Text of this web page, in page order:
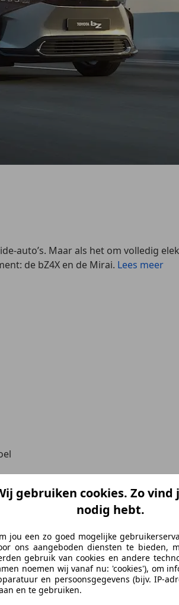
auto’s. Maar als het om volledig
de bZ4X en de Mirai. Lees meer
gebruiken cookies. Zo vind
nodig hebt.
jou een zo goed mogelijke
ons aangeboden diensten te bieden,
gebruik van cookies en andere
noemen wij vanaf nu: 'cookies'), om
en persoonsgegevens (bijv. IP-
en te gebruiken.